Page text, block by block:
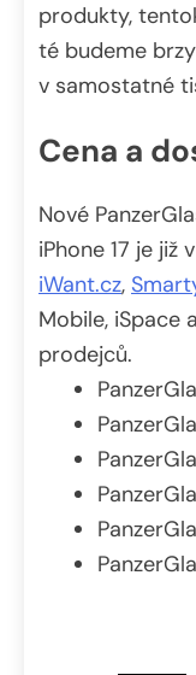
produkty,
té budeme
v samostatné
Cena a
Nové
iPhone 17 je již
iWant.cz,
Mobile, iSpace
prodejců.